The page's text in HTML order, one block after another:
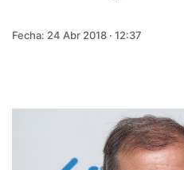
Fecha: 24 Abr 2018 · 12:37